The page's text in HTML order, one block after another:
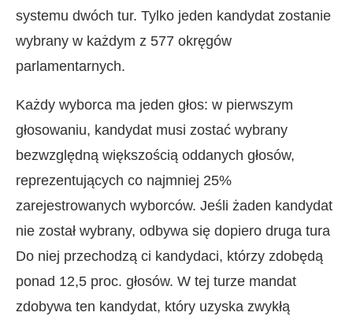
systemu dwóch tur. Tylko jeden kandydat zostanie
wybrany w każdym z 577 okręgów
parlamentarnych.
Każdy wyborca ma jeden głos: w pierwszym
głosowaniu, kandydat musi zostać wybrany
bezwzględną większością oddanych głosów,
reprezentujących co najmniej 25%
zarejestrowanych wyborców. Jeśli żaden kandydat
nie został wybrany, odbywa się dopiero druga tura
Do niej przechodzą ci kandydaci, którzy zdobędą
ponad 12,5 proc. głosów. W tej turze mandat
zdobywa ten kandydat, który uzyska zwykłą